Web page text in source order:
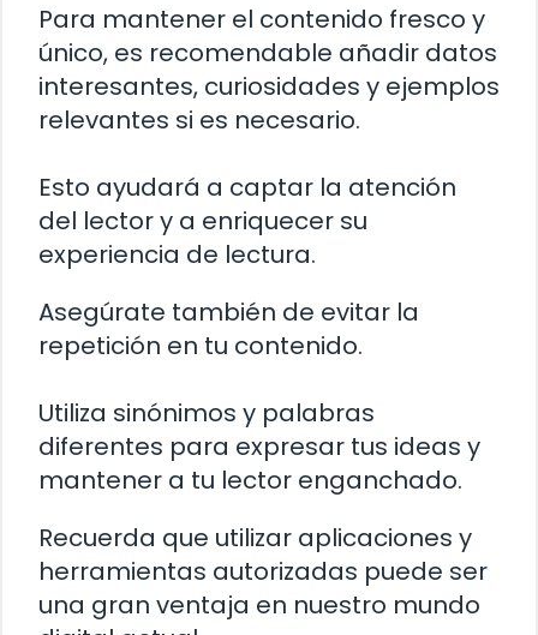
Para mantener el contenido fresco y
único, es recomendable añadir datos
interesantes, curiosidades y ejemplos
relevantes si es necesario.
Esto ayudará a captar la atención
del lector y a enriquecer su
experiencia de lectura.
Asegúrate también de evitar la
repetición en tu contenido.
Utiliza sinónimos y palabras
diferentes para expresar tus ideas y
mantener a tu lector enganchado.
Recuerda que utilizar aplicaciones y
herramientas autorizadas puede ser
una gran ventaja en nuestro mundo